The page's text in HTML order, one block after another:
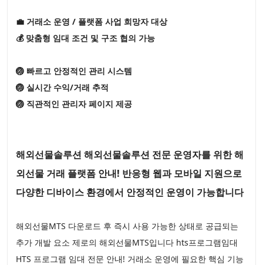
💼 거래소 운영 / 플랫폼 사업 희망자 대상
💰 맞춤형 임대 조건 및 구조 협의 가능
🏐 빠르고 안정적인 관리 시스템
🏐 실시간 수익/거래 추적
🏐 직관적인 관리자 페이지 제공
해외선물솔루션 해외선물솔루션 전문 운영자를 위한 해
외선물 거래 플랫폼 안내! 반응형 웹과 모바일 지원으로
다양한 디바이스 환경에서 안정적인 운영이 가능합니다
해외선물MTS 다운로드 후 즉시 사용 가능한 상태로 공급되는
추가 개발 요소 제로의 해외선물MTS입니다 hts프로그램임대
HTS 프로그램 임대 전문 안내! 거래소 운영에 필요한 핵심 기능